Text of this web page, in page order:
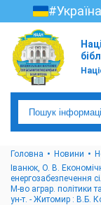
Головна Новини
Іванюк, О. В.
енергозабезпечення
М-во аграр. політики
ун-т. - Житомир : В.Б.